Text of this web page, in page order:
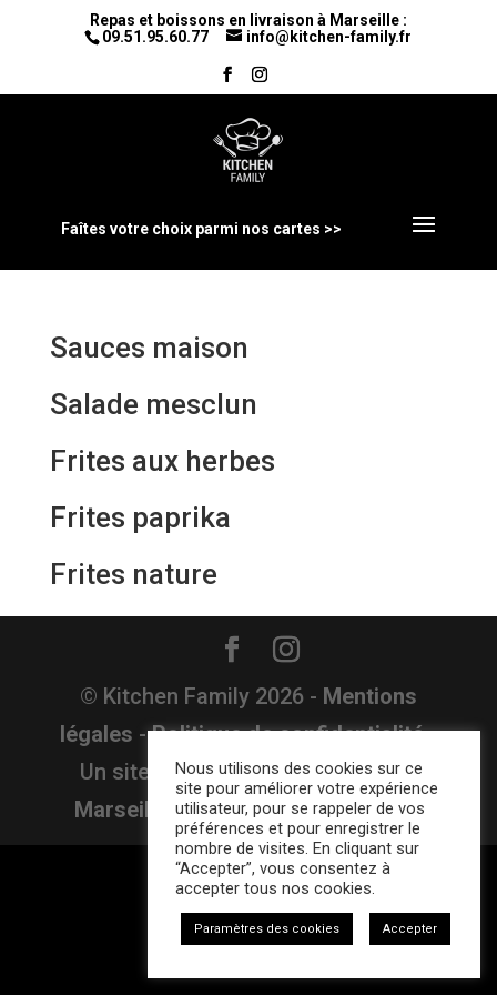
Repas et boissons en livraison à Marseille :
09.51.95.60.77
info@kitchen-family.fr
Faîtes votre choix parmi nos cartes >>
Sauces maison
Salade mesclun
Frites aux herbes
Frites paprika
Frites nature
© Kitchen Family 2026- Mentions
légales -Politique de confidentialité-
Un site Sthardust :Agence Web à
Marseille
-Tableau des allergènes
Nous utilisons des cookies sur ce
site pour améliorer votre expérience
utilisateur, pour se rappeler de vos
préférences et pour enregistrer le
nombre de visites. En cliquant sur
“Accepter”, vous consentez à
accepter tous nos cookies.
Paramètres des cookies Accepter